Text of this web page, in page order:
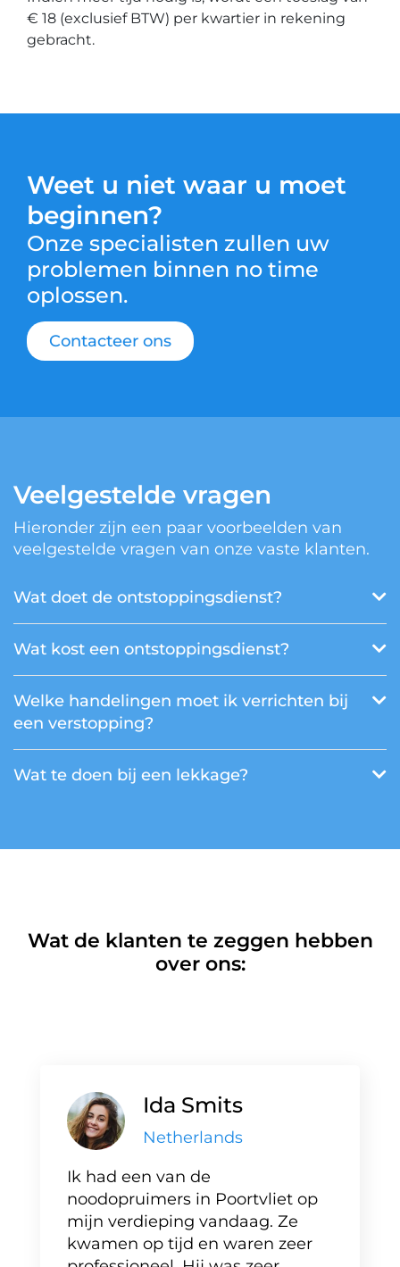
€ 18 (exclusief BTW) per kwartier in rekening
gebracht.
Weet u niet waar u moet
beginnen?
Onze specialisten zullen uw
problemen binnen no time
oplossen.
Contacteer ons
Veelgestelde vragen
Hieronder zijn een paar voorbeelden van
veelgestelde vragen van onze vaste klanten.
Wat doet de ontstoppingsdienst?
Wat kost een ontstoppingsdienst?
Welke handelingen moet ik verrichten bij
een verstopping?
Wat te doen bij een lekkage?
Wat de klanten te zeggen hebben
over ons:
Ida Smits
Netherlands
Ik had een van de
noodopruimers in Poortvliet op
mijn verdieping vandaag. Ze
kwamen op tijd en waren zeer